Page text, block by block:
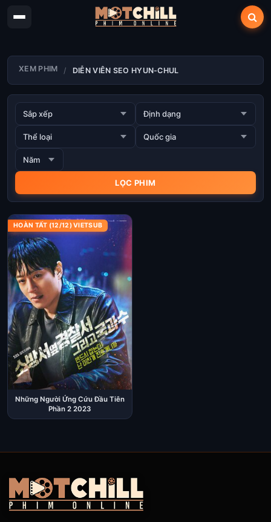
XEM PHIM DIỄN VIÊN SEO HYUN-CHUL
HOÀN TẤT (12/12) VIETSUB
Những Người Ứng Cứu Đầu Tiên
Phần 2 2023